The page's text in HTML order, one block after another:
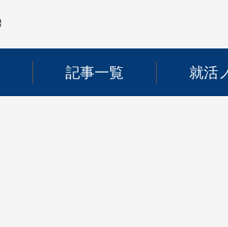
記事一覧 就活